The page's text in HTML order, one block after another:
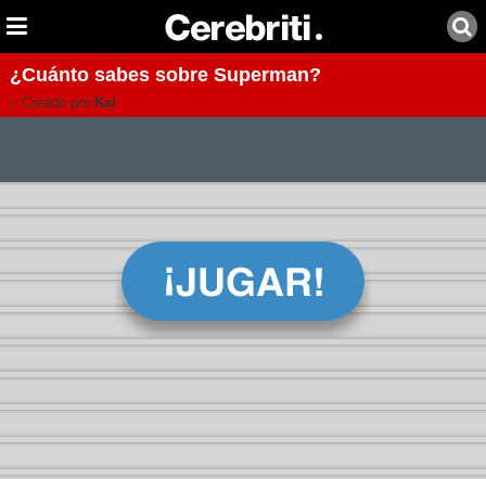
¿Cuánto sabes sobre Superman?
Creado por: Kal